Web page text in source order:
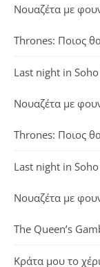
Νουαζέτα με
Thrones: Ποιος
Last night in
Νουαζέτα με
Thrones: Ποιος
Last night in
Νουαζέτα με
The Queen’s
Κράτα μου το